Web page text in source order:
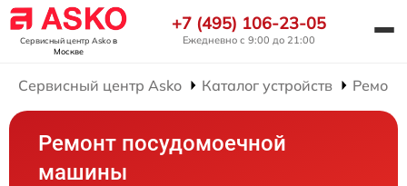
Сервисный центр Askoв
Москве
+7 (495) 106-23-05
Ежедневно с 9:00 до 21:00
Сервисный центр Asko Каталог устройств
Ремонт посудомоечной
машины